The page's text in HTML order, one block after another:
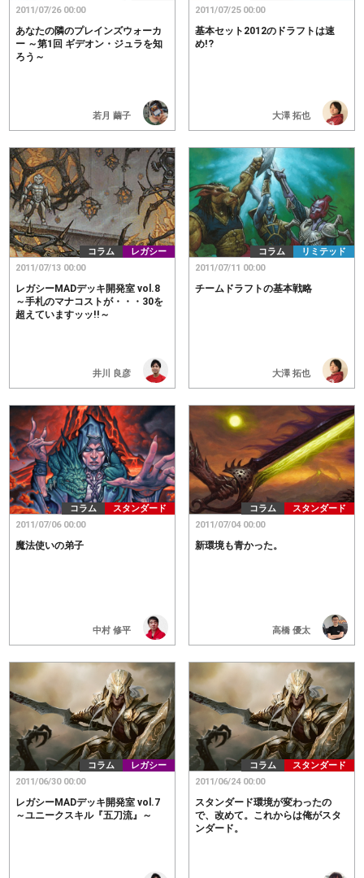
若月 繭子
あなたの隣のプレインズウォーカ
ー ～第1回 ギデオン・ジュラを知
ろう～
2011/07/26 00:00
大澤 拓也
基本セット2012のドラフトは速
め!?
2011/07/25 00:00
コラム レガシー
井川 良彦
レガシーMADデッキ開発室 vol.8
～手札のマナコストが・・・30を
超えていますッッ!!～
2011/07/13 00:00
コラム リミテッド
大澤 拓也
チームドラフトの基本戦略
2011/07/11 00:00
コラム スタンダード
中村 修平
魔法使いの弟子
2011/07/06 00:00
コラム スタンダード
高橋 優太
新環境も青かった。
2011/07/04 00:00
コラム レガシー
レガシーMADデッキ開発室 vol.7
～ユニークスキル『五刀流』～
2011/06/30 00:00
コラム スタンダード
スタンダード環境が変わったの
で、改めて。これからは俺がスタ
ンダード。
2011/06/24 00:00